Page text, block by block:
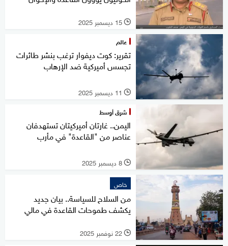
l 15 ديسمبر 2025
عالم
تقرير: كوت ديفوار ترغب بنشر طائرات
تجسس أميركية ضد الإرهاب
l 11 ديسمبر 2025
شرق أوسط
اليمن.. غارتان أميركيتان تستهدفان
عناصر من "القاعدة" في مأرب
l 8 ديسمبر 2025
خاص
من السلاح للسياسة.. بيان جديد
يكشف طموحات القاعدة في مالي
l 22 نوفمبر 2025